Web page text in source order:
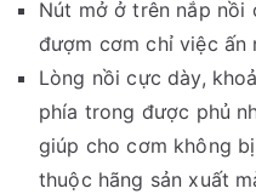
Nút mở ở trên nắp nồi
đượm cơm chỉ việc ấn
Lòng nồi cực dày,
phía trong được phủ
giúp cho cơm không
thuộc hãng sản xuất